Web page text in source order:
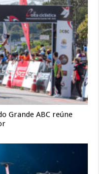
Grande ABC reúne